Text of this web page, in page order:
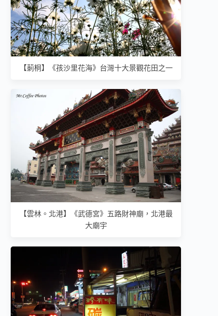
【莿桐】《孩沙里花海》台灣十大景觀花田之一
【雲林。北港】《武德宮》五路財神廟，北港最
大廟宇